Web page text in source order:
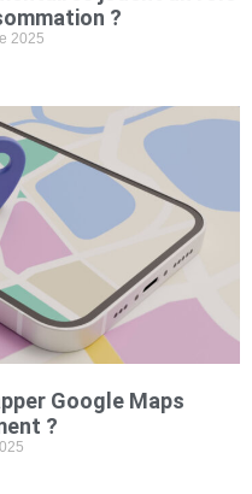
?
2025
Google Maps
?